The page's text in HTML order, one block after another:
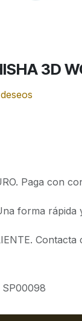
3D
Paga con
forma rápida
SP00098